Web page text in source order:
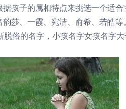
据孩子的属相特点来挑选一个适
莎、一霞、宛洁、俞希、若皓
脱俗的名字，小孩名字女孩名字